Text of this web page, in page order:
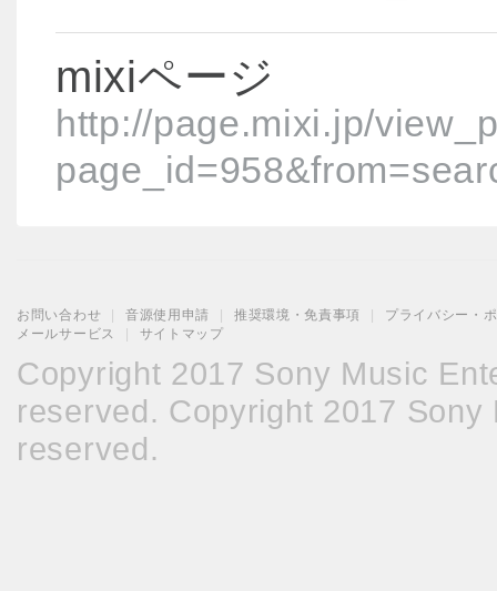
mixiページ
http://page.mixi.jp/
お問い合わせ 音源使用申請 推奨環境・免責事項
プライバシー・
メールサービス
サイトマップ
Copyright 2017 Sony Music
reserved. Copyright 2017
reserved.